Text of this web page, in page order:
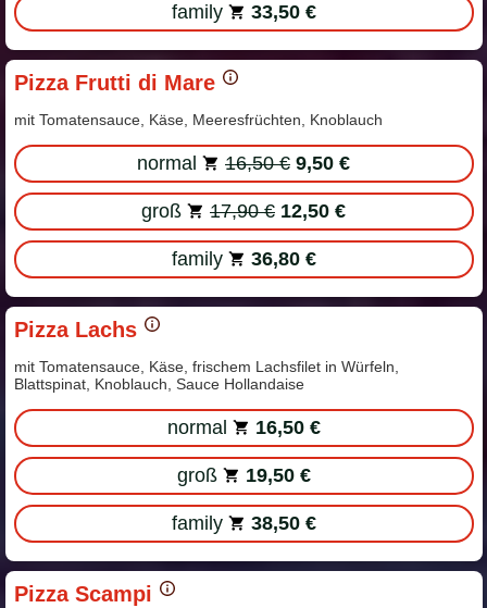
family 33,50 €
Pizza Frutti di Mare
mit Tomatensauce, Käse, Meeresfrüchten, Knoblauch
normal 16,50 € 9,50 €
groß 17,90 € 12,50 €
family 36,80 €
Pizza Lachs
mit Tomatensauce, Käse, frischem Lachsfilet in Würfeln,
Blattspinat, Knoblauch, Sauce Hollandaise
normal 16,50 €
groß 19,50 €
family 38,50 €
Pizza Scampi